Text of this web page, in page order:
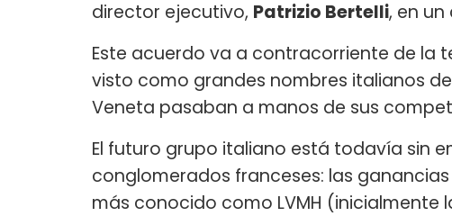
director ejecutivo, Patrizio Bertelli, en
Este acuerdo va a contracorriente de la
visto como grandes nombres italianos
Veneta pasaban a manos de sus
El futuro grupo italiano está todavía sin
conglomerados franceses: las
más conocido como LVMH (inicialmente